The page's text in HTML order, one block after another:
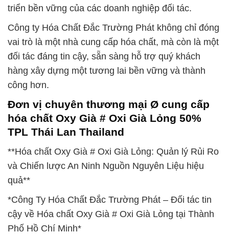
triển bền vững của các doanh nghiệp đối tác.
Công ty Hóa Chất Đắc Trường Phát không chỉ đóng
vai trò là một nhà cung cấp hóa chất, mà còn là một
đối tác đáng tin cậy, sẵn sàng hỗ trợ quý khách
hàng xây dựng một tương lai bền vững và thành
công hơn.
Đơn vị chuyên thương mại Ø cung cấp
hóa chất Oxy Già # Oxi Già Lỏng 50%
TPL Thái Lan Thailand
**Hóa chất Oxy Già # Oxi Già Lỏng: Quản lý Rủi Ro
và Chiến lược An Ninh Nguồn Nguyên Liệu hiệu
quả**
*Công Ty Hóa Chất Đắc Trường Phát – Đối tác tin
cậy về Hóa chất Oxy Già # Oxi Già Lỏng tại Thành
Phố Hồ Chí Minh*